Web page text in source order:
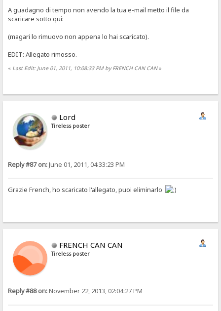
A guadagno di tempo non avendo la tua e-mail metto il file da
scaricare sotto qui:
(magari lo rimuovo non appena lo hai scaricato).
EDIT: Allegato rimosso.
« Last Edit: June 01, 2011, 10:08:33 PM by FRENCH CAN CAN»
Lord
Tireless poster
Reply #87 on:June 01, 2011, 04:33:23 PM
Grazie French, ho scaricato l'allegato, puoi eliminarlo
FRENCH CAN CAN
Tireless poster
Reply #88 on:November 22, 2013, 02:04:27 PM